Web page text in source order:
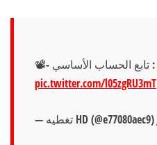
📽️- تابع الحساب الأساسي :
pic.twitter.com/l05zgRU3mT
— تغطيه HD (@e77080aec9)